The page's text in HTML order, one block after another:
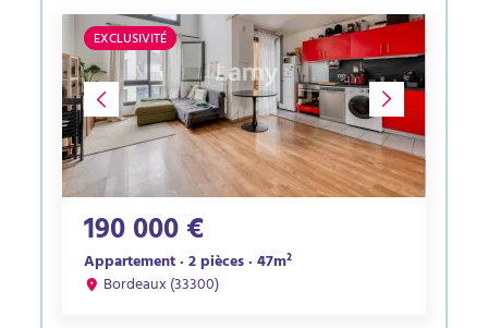
EXCLUSIVITÉ
190 000 €
Appartement · 2 pièces · 47m²
Bordeaux (33300)